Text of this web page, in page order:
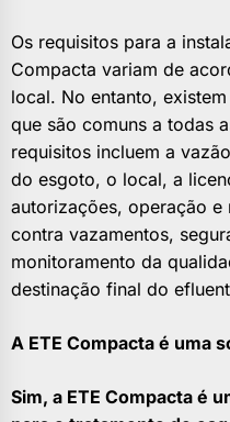
Os requisitos para a
Compacta variam de
local. No entanto,
que são comuns a todas
requisitos incluem a
do esgoto, o local, a
autorizações, operação e
contra vazamentos,
monitoramento da
destinação final do
A ETE Compacta é uma
Sim, a ETE Compacta é